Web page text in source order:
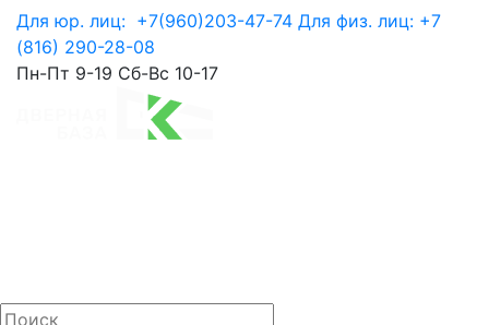
Для юр. лиц: +7(960)203-47-74 Для физ. лиц: +7
(816) 290-28-08
Пн-Пт 9-19 Сб-Вс 10-17